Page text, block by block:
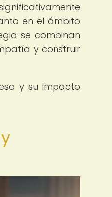
en el ámbito
se combinan
y construir
y su impacto